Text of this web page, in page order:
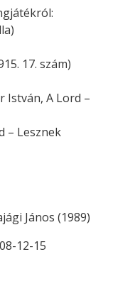
17. szám)
István, A Lord –
– Lesznek
János (1989)
12-15